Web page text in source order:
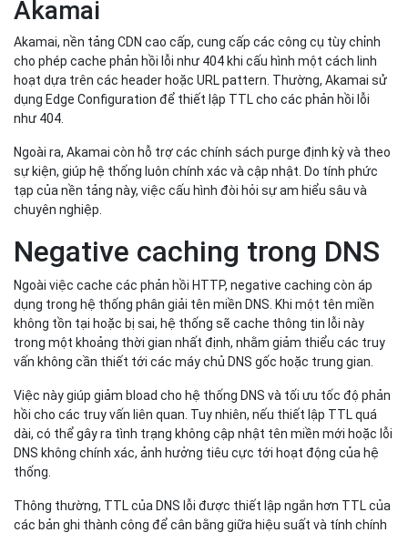
Akamai
Akamai, nền tảng CDN cao cấp, cung cấp các công cụ tùy chỉnh
cho phép cache phản hồi lỗi như 404 khi cấu hình một cách linh
hoạt dựa trên các header hoặc URL pattern. Thường, Akamai sử
dụng Edge Configuration để thiết lập TTL cho các phản hồi lỗi
như 404.
Ngoài ra, Akamai còn hỗ trợ các chính sách purge định kỳ và theo
sự kiện, giúp hệ thống luôn chính xác và cập nhật. Do tính phức
tạp của nền tảng này, việc cấu hình đòi hỏi sự am hiểu sâu và
chuyên nghiệp.
Negative caching trong DNS
Ngoài việc cache các phản hồi HTTP, negative caching còn áp
dụng trong hệ thống phân giải tên miền DNS. Khi một tên miền
không tồn tại hoặc bị sai, hệ thống sẽ cache thông tin lỗi này
trong một khoảng thời gian nhất định, nhằm giảm thiểu các truy
vấn không cần thiết tới các máy chủ DNS gốc hoặc trung gian.
Việc này giúp giảm bload cho hệ thống DNS và tối ưu tốc độ phản
hồi cho các truy vấn liên quan. Tuy nhiên, nếu thiết lập TTL quá
dài, có thể gây ra tình trạng không cập nhật tên miền mới hoặc lỗi
DNS không chính xác, ảnh hưởng tiêu cực tới hoạt động của hệ
thống.
Thông thường, TTL của DNS lỗi được thiết lập ngắn hơn TTL của
các bản ghi thành công để cân bằng giữa hiệu suất và tính chính